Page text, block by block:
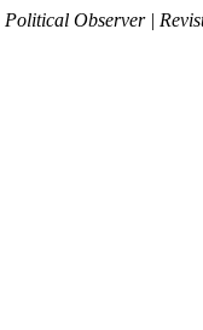
Political Observer |